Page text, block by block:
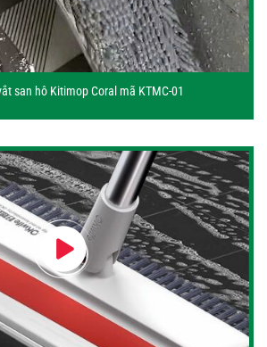
san hô Kitimop Coral mã KTMC-01